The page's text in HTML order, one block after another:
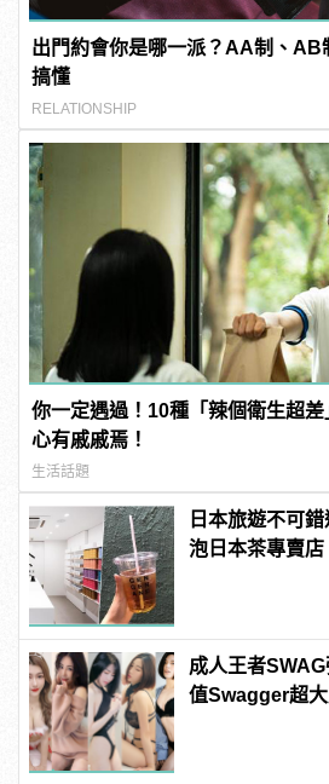
出門約會你是哪一派？AA制、AB
搞懂
RELATIONSHIP
你一定遇過！10種「辣個衛生超
心有戚戚焉！
生活話題
日本旅遊不可
泡日本茶專賣店
成人王者
值Swagger超